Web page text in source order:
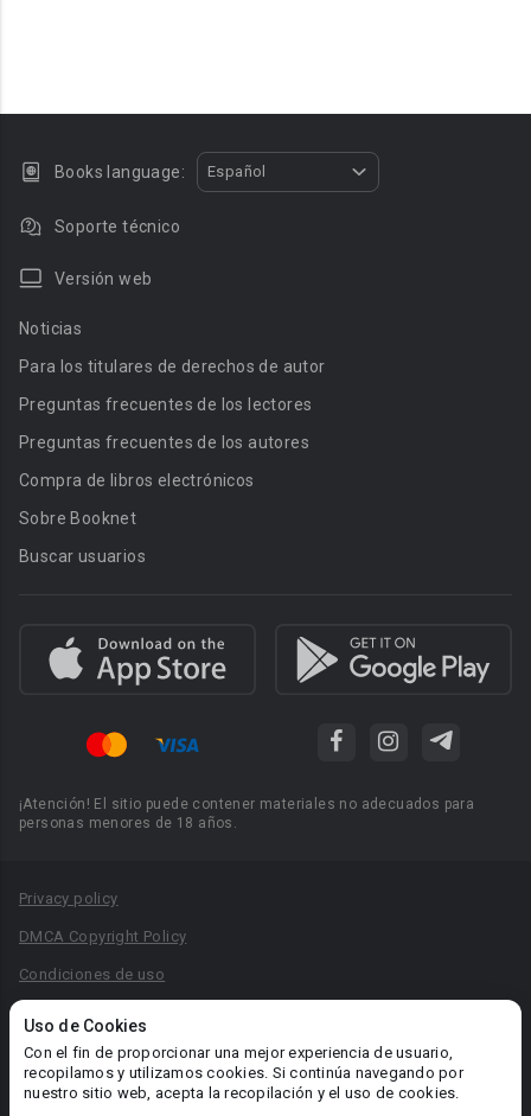
Uso de Cookies
Con el fin de proporcionar una mejor experiencia de usuario,
recopilamos y utilizamos cookies. Si continúa navegando por
nuestro sitio web, acepta la recopilación y el uso de cookies.
Books language: Español
Soporte técnico
Versión web
Noticias
Para los titulares de derechos de autor
Preguntas frecuentes de los lectores
Preguntas frecuentes de los autores
Compra de libros electrónicos
Sobre Booknet
Buscar usuarios
¡Atención! El sitio puede contener materiales no adecuados para
personas menores de 18 años.
Privacy policy
DMCA Copyright Policy
Condiciones de uso
Reglas para la publicación de libros
Área RR.PP.: pr@booknet.com